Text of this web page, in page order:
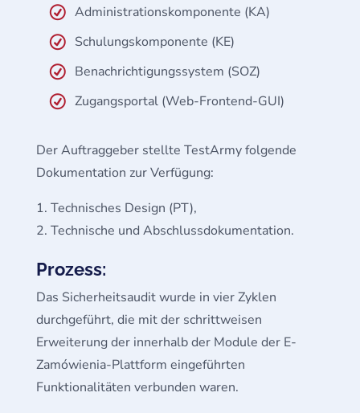
Administrationskomponente (KA)
Schulungskomponente (KE)
Benachrichtigungssystem (SOZ)
Zugangsportal (Web-Frontend-GUI)
Der Auftraggeber stellte TestArmy folgende
Dokumentation zur Verfügung:
Technisches Design (PT),
Technische und Abschlussdokumentation.
Prozess:
Das Sicherheitsaudit wurde in vier Zyklen
durchgeführt, die mit der schrittweisen
Erweiterung der innerhalb der Module der E-
Zamówienia-Plattform eingeführten
Funktionalitäten verbunden waren.